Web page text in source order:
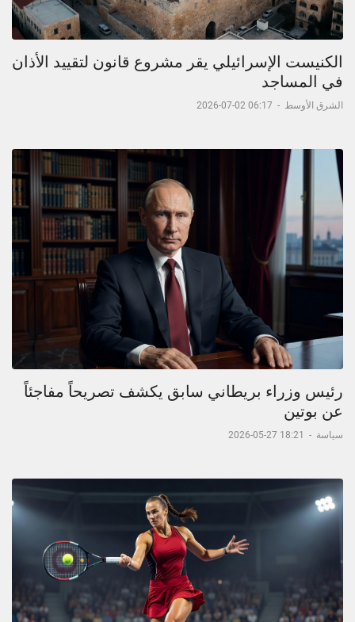
الكنيست الإسرائيلي يقر مشروع قانون لتقييد الأذان
في المساجد
الشرق الأوسط -
06:17 02-07-2026
رئيس وزراء بريطاني سابق يكشف تصريحاً مفاجئاً
عن بوتين
سياسة -
18:21 27-05-2026